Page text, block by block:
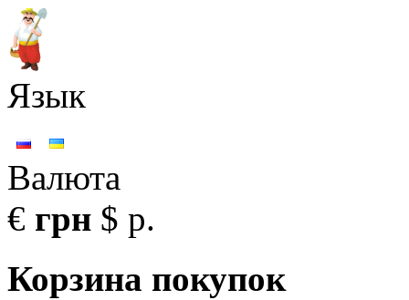
Язык
Валюта
€ грн $ р.
Корзина покупок